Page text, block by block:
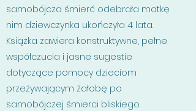
samobójcza śmierć odebrała matkę
nim dziewczynka ukończyła 4 lata.
Książka zawiera konstruktywne, pełne
współczucia i jasne sugestie
dotyczące pomocy dzieciom
przeżywającym żałobę po
samobójczej śmierci bliskiego.